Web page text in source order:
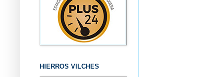
HIERROS VILCHES